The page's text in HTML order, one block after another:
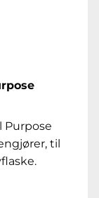
Purpose
til